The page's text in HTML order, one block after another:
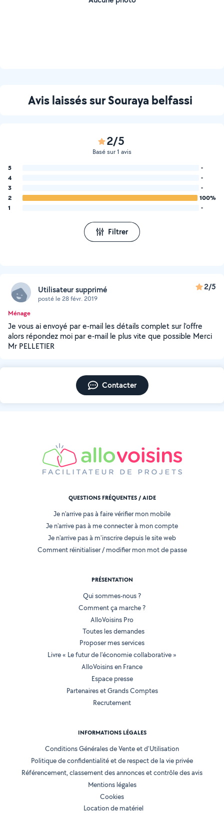
Avis laissés sur Souraya belfassi
2/5
Basé sur 1 avis
5
-
4
-
3
-
2
100%
1
-
Filtrer
Utilisateur supprimé
posté le 28 févr. 2019
2/5
Ménage
Je vous ai envoyé par e-mail les détails complet sur l'offre
alors répondez moi par e-mail le plus vite que possible Merci
Mr PELLETIER
Contacter
QUESTIONS FRÉQUENTES / AIDE
Je n'arrive pas à faire vérifier mon mobile
Je n'arrive pas à me connecter à mon compte
Je n'arrive pas à m'inscrire depuis le site web
Comment réinitialiser / modifier mon mot de passe
PRÉSENTATION
Qui sommes-nous ?
Comment ça marche ?
AlloVoisins Pro
Toutes les demandes
Proposer mes services
Livre « Le futur de l'économie collaborative »
AlloVoisins en France
Espace presse
Partenaires et Grands Comptes
Recrutement
INFORMATIONS LÉGALES
Conditions Générales de Vente et d'Utilisation
Politique de confidentialité et de respect de la vie privée
Référencement, classement des annonces et contrôle des avis
Mentions légales
Cookies
Location de matériel